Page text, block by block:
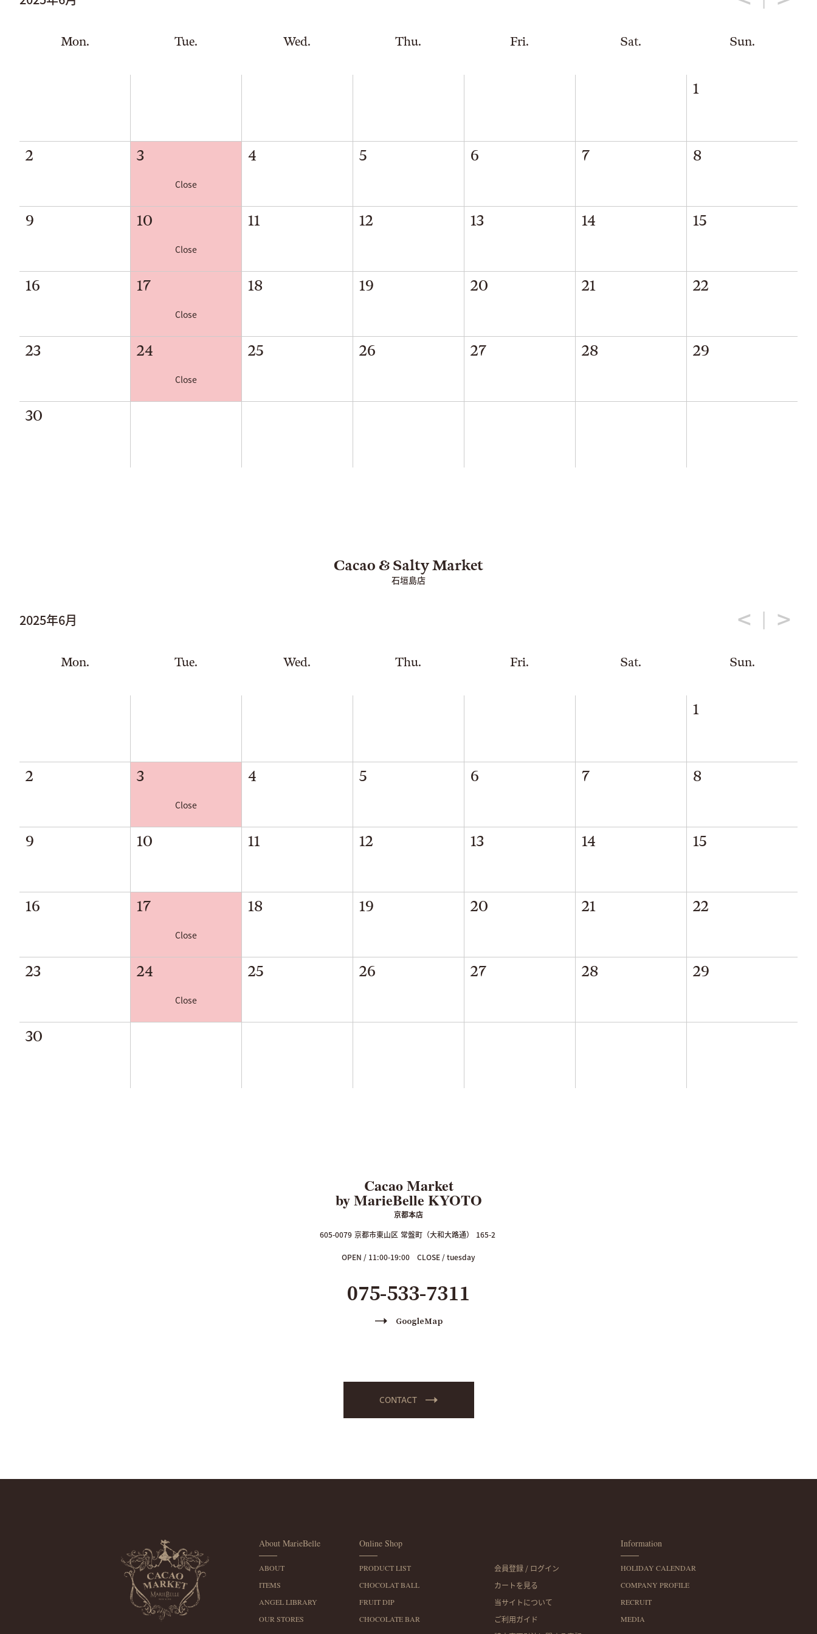
Mon. Tue. Wed. Thu. Fri. Sat. Sun.
1
2 3
Close
4 5 6 7 8
9 10
Close
11 12 13 14 15
16 17
Close
18 19 20 21 22
23 24
Close
25 26 27 28 29
30
石垣島店
2025年6月 < >
Mon. Tue. Wed. Thu. Fri. Sat. Sun.
1
2 3
Close
4 5 6 7 8
9 10 11 12 13 14 15
16 17
Close
18 19 20 21 22
23 24
Close
25 26 27 28 29
30
Cacao Market
by MarieBelle KYOTO
京都本店
605-0079 京都市東山区 常盤町（大和大路通） 165-2
OPEN / 11:00-19:00 CLOSE / tuesday
075-533-7311
GoogleMap
CONTACT
About MarieBelle
ABOUT
ITEMS
ANGEL LIBRARY
OUR STORES
Online Shop
PRODUCT LIST
CHOCOLAT BALL
FRUIT DIP
CHOCOLATE BAR
会員登録 / ログイン
カートを見る
当サイトについて
ご利用ガイド
Information
HOLIDAY CALENDAR
COMPANY PROFILE
RECRUIT
MEDIA